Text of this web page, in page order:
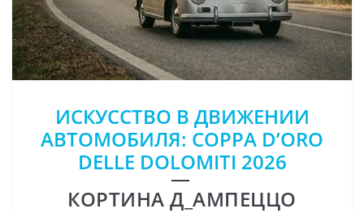
ИСКУССТВО В ДВИЖЕНИИ
АВТОМОБИЛЯ: COPPA D’ORO
DELLE DOLOMITI 2026
КОРТИНА Д_АМПЕЦЦО